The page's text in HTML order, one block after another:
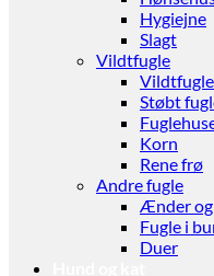
Hygiejne
Slagt
Vildtfugle
Støbt
Korn
Rene frø
Andre fugle
Ænder
Fugle i
Duer